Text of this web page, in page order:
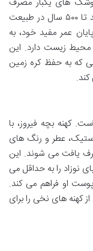
کمک می کند. یک پوشک یکبار مصرف می تواند تا ۵۰۰ سال در طبیعت
عمر مفید خود، به
زیست دارد. این
که به حفظ کره زمین
کهنه بچه فیروز، با
پلاستیک، عطر و رنگ های
یافت می شوند. این
نوزاد را به حداقل می
او فراهم می کند.
کهنه های نخی را برای